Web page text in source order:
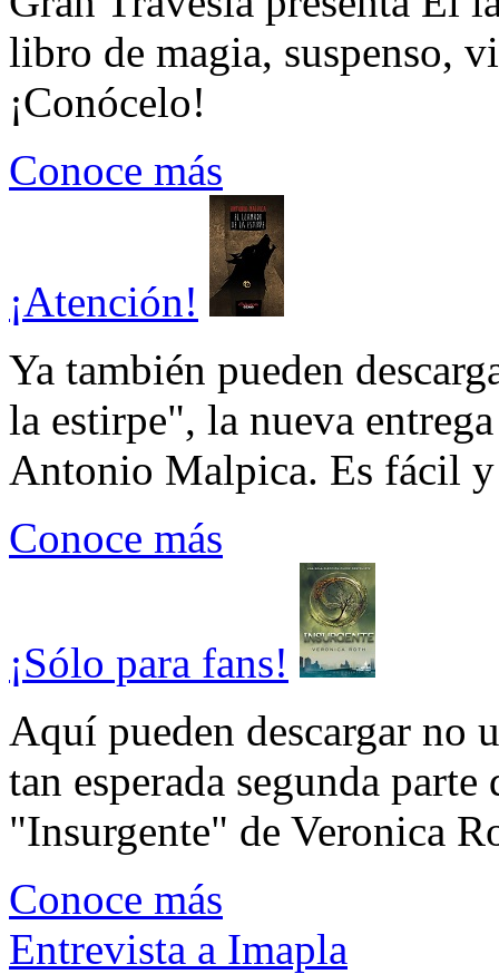
libro de magia, suspenso,
¡Conócelo!
Conoce más
¡Atención!
Ya también pueden
la estirpe", la nueva
Antonio Malpica. Es fácil
Conoce más
¡Sólo para fans!
Aquí pueden descargar no
tan esperada segunda
"Insurgente" de Veronica
Conoce más
Entrevista a Imapla